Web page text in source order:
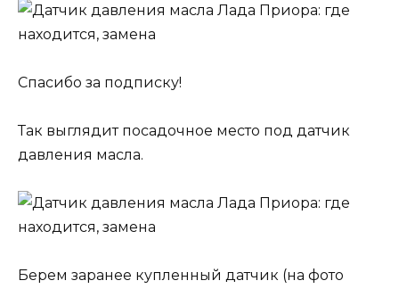
Спасибо за подписку!
Так выглядит посадочное место под датчик
давления масла.
Берем заранее купленный датчик (на фото